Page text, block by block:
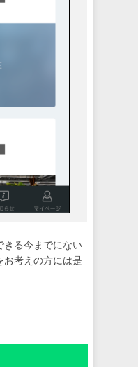
きる今までにない
考えの方には是